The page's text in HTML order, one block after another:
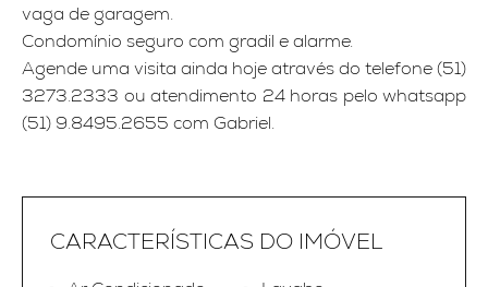
vaga de garagem.
Condomínio seguro com gradil e alarme.
Agende uma visita ainda hoje através do telefone (51)
3273.2333 ou atendimento 24 horas pelo whatsapp
(51) 9.8495.2655 com Gabriel.
CARACTERÍSTICAS DO IMÓVEL